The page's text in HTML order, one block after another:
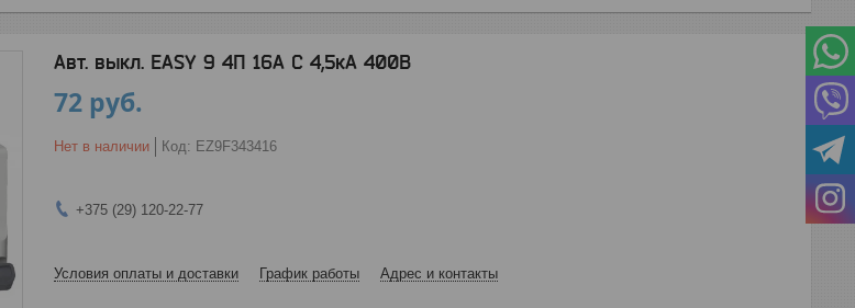
Авт. выкл. EASY 9 4П 16А С 4,5кА 400В
72 руб.
Нет в наличии Код: EZ9F343416
+375 (29) 120-22-77
Условия оплаты и доставки График работы Адрес и контакты